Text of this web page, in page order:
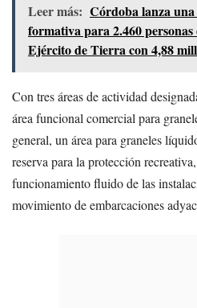
Leer más: Córdoba lanza
formativa para 2.460
Ejército de Tierra con 4,88
Con tres áreas de actividad
área funcional comercial para
general, un área para graneles
reserva para la protección
funcionamiento fluido de las
movimiento de embarcaciones